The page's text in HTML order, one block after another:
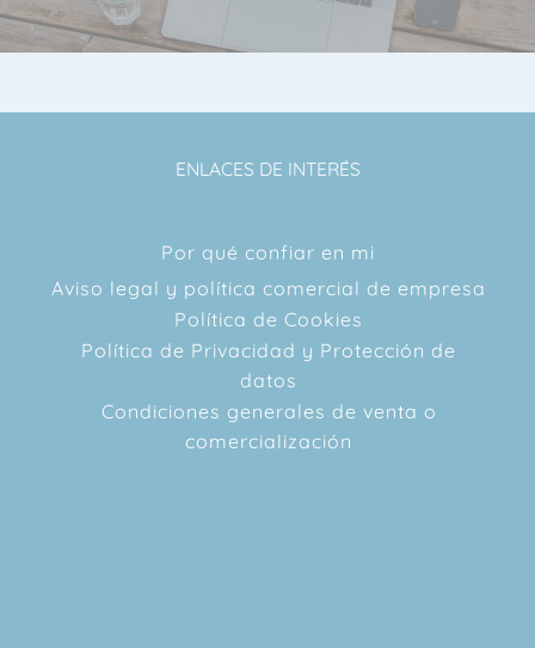
ENLACES DE INTERÉS
Por qué confiar en mi
Aviso legal y política comercial de empresa
Política de Cookies
Política de Privacidad y Protección de
datos
Condiciones generales de venta o
comercialización